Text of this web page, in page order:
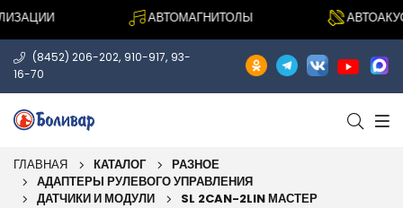
АВТОМАГНИТОЛЫ
(8452) 206-202, 910-917, 93-
16-70
ГЛАВНАЯ КАТАЛОГ
РАЗНОЕ
АДАПТЕРЫ РУЛЕВОГО УПРАВЛЕНИЯ
ДАТЧИКИ И МОДУЛИ
SL 2CAN-2LIN МАСТЕР